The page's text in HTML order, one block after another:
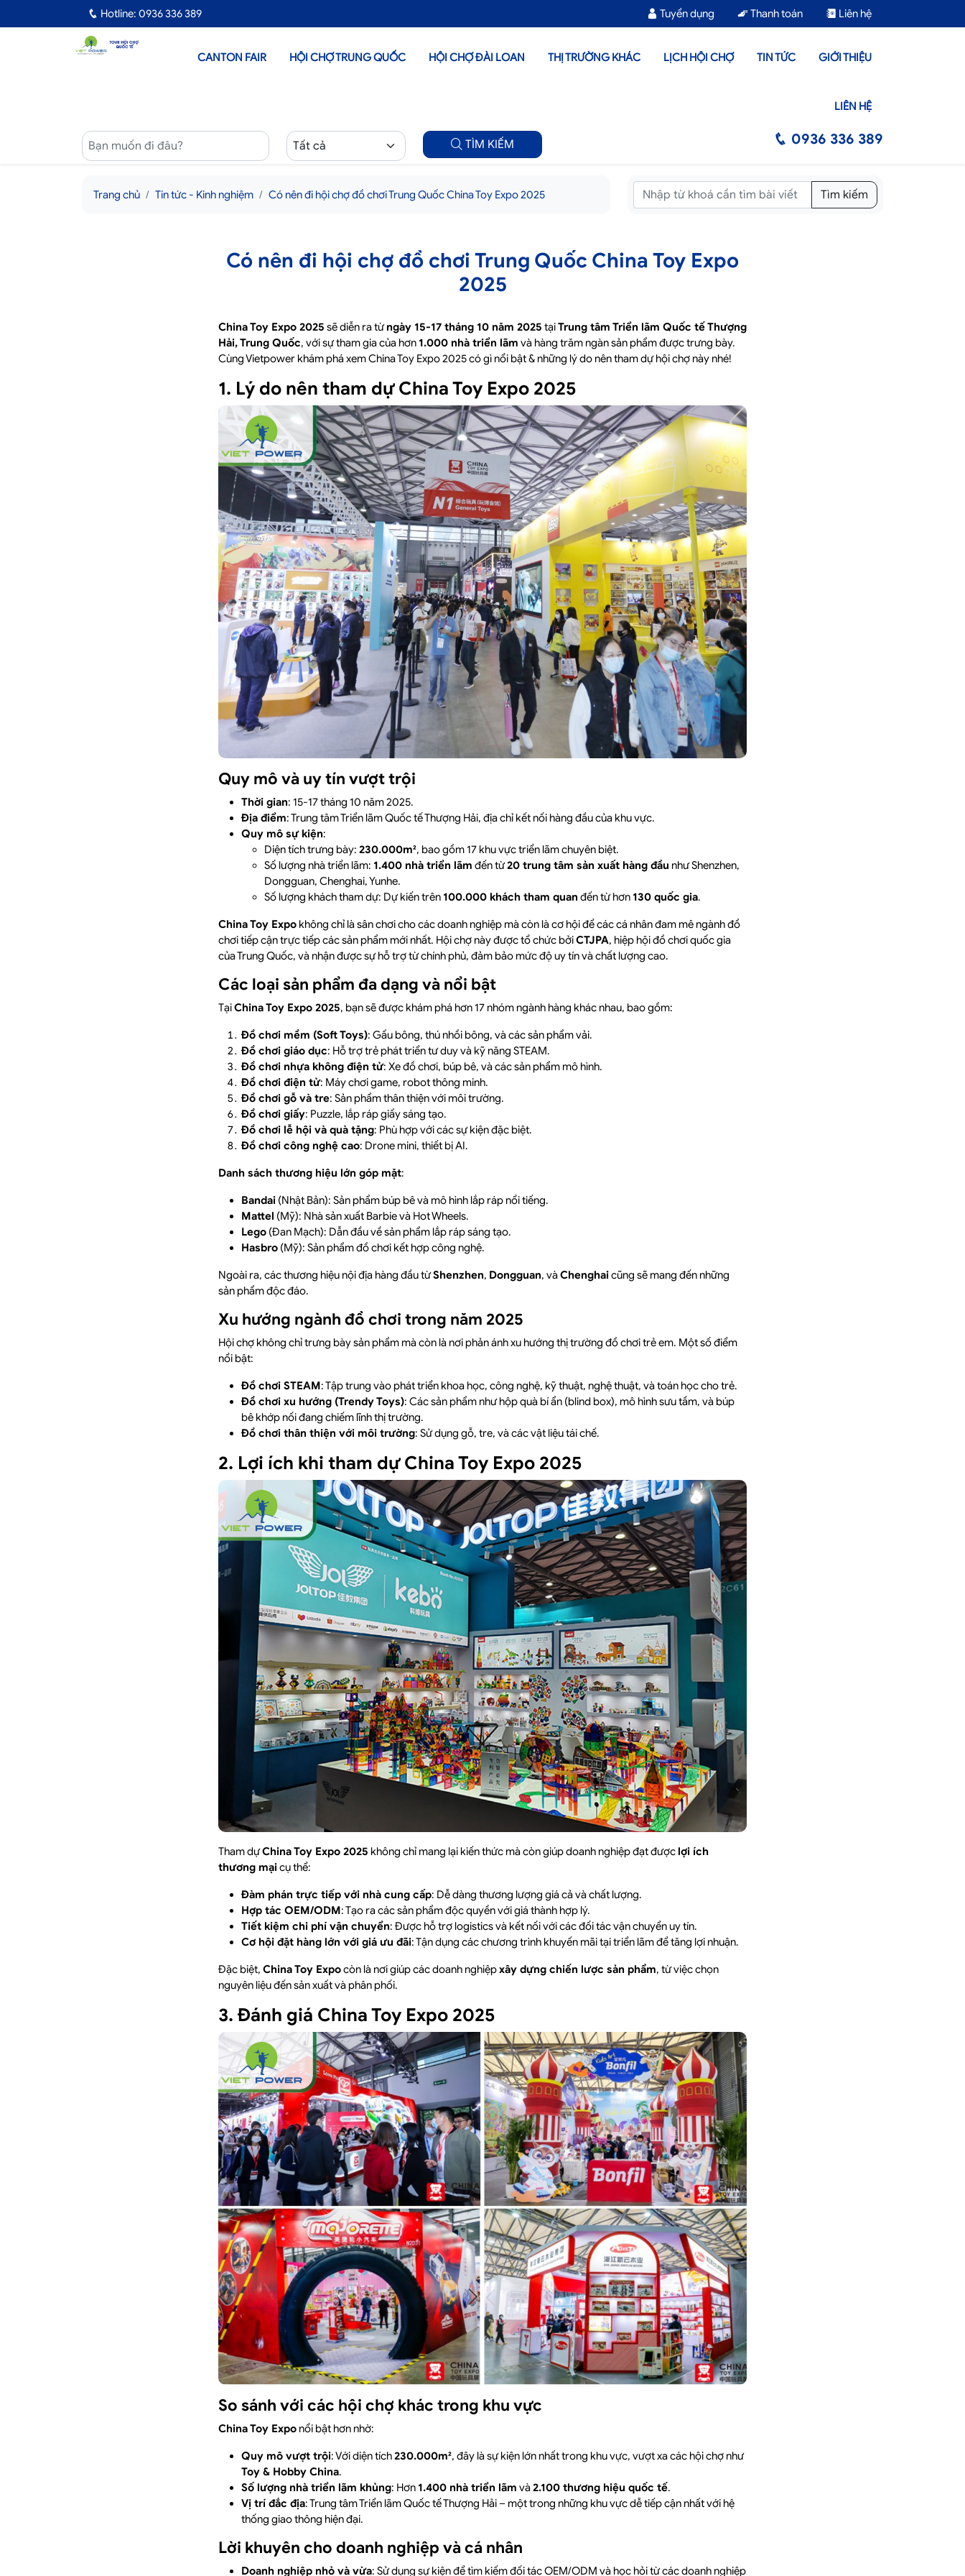
Hotline: 0936 336 389 Tuyển dụng Thanh toán Liên hệ
CANTON FAIR HỘI CHỢ TRUNG QUỐC HỘI CHỢ ĐÀI LOAN THỊ TRƯỜNG KHÁC LỊCH HỘI CHỢ TIN TỨC GIỚI THIỆU
LIÊN HỆ
TÌM KIẾM 0936 336 389
Trang chủ Tin tức - Kinh nghiệm Có nên đi hội chợ đồ chơi Trung Quốc China Toy Expo 2025 Tìm kiếm
Có nên đi hội chợ đồ chơi Trung Quốc China Toy Expo
2025
China Toy Expo 2025 sẽ diễn ra từngày 15-17 tháng 10 năm 2025 tạiTrung tâm Triển lãm Quốc tế Thượng
Hải, Trung Quốc, với sự tham gia của hơn 1.000 nhà triển lãm và hàng trăm ngàn sản phẩm được trưng bày.
Cùng Vietpower khám phá xem China Toy Expo 2025 có gì nổi bật & những lý do nên tham dự hội chợ này nhé!
1. Lý do nên tham dự China Toy Expo 2025
Quy mô và uy tín vượt trội
Thời gian: 15-17 tháng 10 năm 2025.
Địa điểm: Trung tâm Triển lãm Quốc tế Thượng Hải, địa chỉ kết nối hàng đầu của khu vực.
Quy mô sự kiện:
Diện tích trưng bày: 230.000m², bao gồm 17 khu vực triển lãm chuyên biệt.
Số lượng nhà triển lãm: 1.400 nhà triển lãm đến từ20 trung tâm sản xuất hàng đầu như Shenzhen,
Dongguan, Chenghai, Yunhe.
Số lượng khách tham dự: Dự kiến trên 100.000 khách tham quan đến từ hơn 130 quốc gia.
China Toy Expo không chỉ là sân chơi cho các doanh nghiệp mà còn là cơ hội để các cá nhân đam mê ngành đồ
chơi tiếp cận trực tiếp các sản phẩm mới nhất. Hội chợ này được tổ chức bởiCTJPA, hiệp hội đồ chơi quốc gia
của Trung Quốc, và nhận được sự hỗ trợ từ chính phủ, đảm bảo mức độ uy tín và chất lượng cao.
Các loại sản phẩm đa dạng và nổi bật
TạiChina Toy Expo 2025, bạn sẽ được khám phá hơn 17 nhóm ngành hàng khác nhau, bao gồm:
Đồ chơi mềm (Soft Toys): Gấu bông, thú nhồi bông, và các sản phẩm vải.
Đồ chơi giáo dục: Hỗ trợ trẻ phát triển tư duy và kỹ năng STEAM.
Đồ chơi nhựa không điện tử: Xe đồ chơi, búp bê, và các sản phẩm mô hình.
Đồ chơi điện tử: Máy chơi game, robot thông minh.
Đồ chơi gỗ và tre: Sản phẩm thân thiện với môi trường.
Đồ chơi giấy: Puzzle, lắp ráp giấy sáng tạo.
Đồ chơi lễ hội và quà tặng: Phù hợp với các sự kiện đặc biệt.
Đồ chơi công nghệ cao: Drone mini, thiết bị AI.
Danh sách thương hiệu lớn góp mặt:
Bandai (Nhật Bản): Sản phẩm búp bê và mô hình lắp ráp nổi tiếng.
Mattel (Mỹ): Nhà sản xuất Barbie và Hot Wheels.
Lego (Đan Mạch): Dẫn đầu về sản phẩm lắp ráp sáng tạo.
Hasbro (Mỹ): Sản phẩm đồ chơi kết hợp công nghệ.
Ngoài ra, các thương hiệu nội địa hàng đầu từShenzhen, Dongguan, vàChenghaicũng sẽ mang đến những
sản phẩm độc đáo.
Xu hướng ngành đồ chơi trong năm 2025
Hội chợ không chỉ trưng bày sản phẩm mà còn là nơi phản ánh xu hướng thị trường đồ chơi trẻ em. Một số điểm
nổi bật:
Đồ chơi STEAM: Tập trung vào phát triển khoa học, công nghệ, kỹ thuật, nghệ thuật, và toán học cho trẻ.
Đồ chơi xu hướng (Trendy Toys): Các sản phẩm như hộp quà bí ẩn (blind box), mô hình sưu tầm, và búp
bê khớp nối đang chiếm lĩnh thị trường.
Đồ chơi thân thiện với môi trường: Sử dụng gỗ, tre, và các vật liệu tái chế.
2. Lợi ích khi tham dự China Toy Expo 2025
Tham dựChina Toy Expo 2025 không chỉ mang lại kiến thức mà còn giúp doanh nghiệp đạt được lợi ích
thương mạicụ thể:
Đàm phán trực tiếp với nhà cung cấp: Dễ dàng thương lượng giá cả và chất lượng.
Hợp tác OEM/ODM: Tạo ra các sản phẩm độc quyền với giá thành hợp lý.
Tiết kiệm chi phí vận chuyển: Được hỗ trợ logistics và kết nối với các đối tác vận chuyển uy tín.
Cơ hội đặt hàng lớn với giá ưu đãi: Tận dụng các chương trình khuyến mãi tại triển lãm để tăng lợi nhuận.
Đặc biệt, China Toy Expocòn là nơi giúp các doanh nghiệpxây dựng chiến lược sản phẩm, từ việc chọn
nguyên liệu đến sản xuất và phân phối.
3. Đánh giá China Toy Expo 2025
So sánh với các hội chợ khác trong khu vực
China Toy Expo nổi bật hơn nhờ:
Quy mô vượt trội: Với diện tích230.000m², đây là sự kiện lớn nhất trong khu vực, vượt xa các hội chợ như
Toy & Hobby China.
Số lượng nhà triển lãm khủng: Hơn 1.400 nhà triển lãm và2.100 thương hiệu quốc tế.
Vị trí đắc địa: Trung tâm Triển lãm Quốc tế Thượng Hải – một trong những khu vực dễ tiếp cận nhất với hệ
thống giao thông hiện đại.
Lời khuyên cho doanh nghiệp và cá nhân
Doanh nghiệp nhỏ và vừa: Sử dụng sự kiện để tìm kiếm đối tác OEM/ODM và học hỏi từ các doanh nghiệp